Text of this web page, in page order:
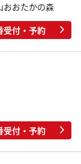
おおたかの森
受付・予約
受付・予約